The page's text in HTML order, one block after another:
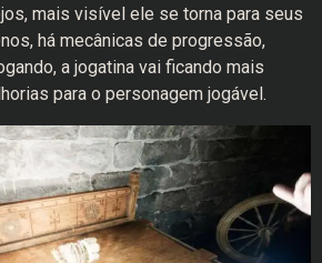
mais visível ele se torna para seus
há mecânicas de progressão,
a jogatina vai ficando mais
para o personagem jogável.